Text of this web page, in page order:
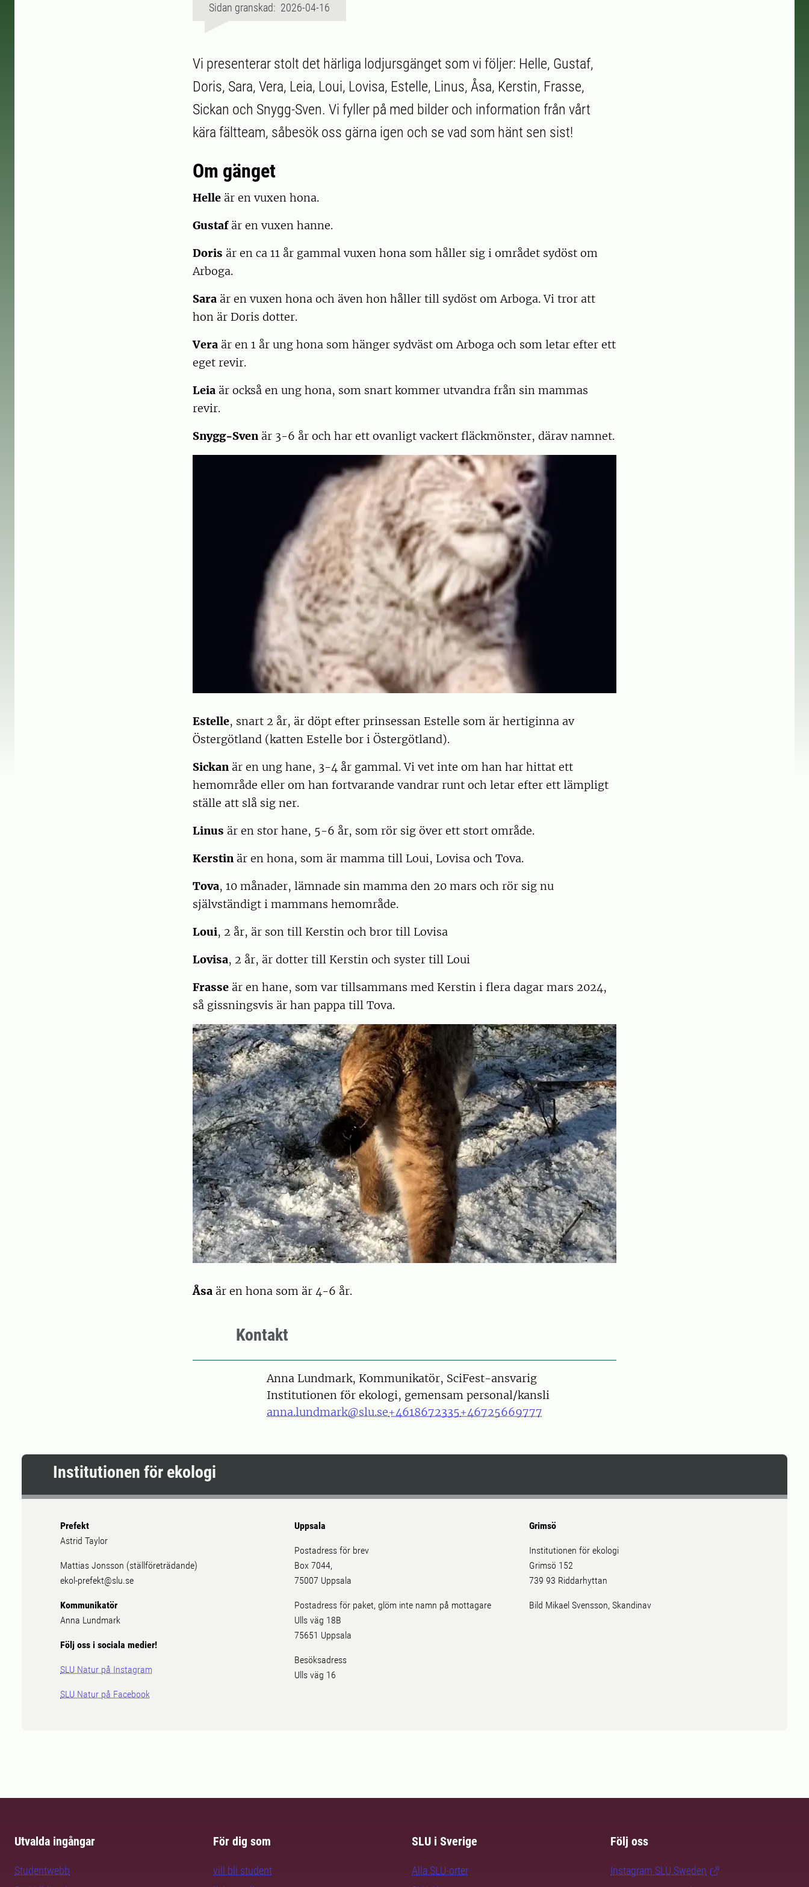
Sidan granskad: 2026-04-16
Vi presenterar stolt det härliga lodjursgänget som vi följer: Helle, Gustaf,
Doris, Sara, Vera, Leia, Loui, Lovisa, Estelle, Linus, Åsa, Kerstin, Frasse,
Sickan och Snygg-Sven. Vi fyller på med bilder och information från vårt
kära fältteam, såbesök oss gärna igen och se vad som hänt sen sist!
Om gänget
Helle är en vuxen hona.
Gustaf är en vuxen hanne.
Doris är en ca 11 år gammal vuxen hona som håller sig i området sydöst om
Arboga.
Sara är en vuxen hona och även hon håller till sydöst om Arboga. Vi tror att
hon är Doris dotter.
Vera är en 1 år ung hona som hänger sydväst om Arboga och som letar efter ett
eget revir.
Leia är också en ung hona, som snart kommer utvandra från sin mammas
revir.
Snygg-Sven är 3-6 år och har ett ovanligt vackert fläckmönster, därav namnet.
Estelle, snart 2 år, är döpt efter prinsessan Estelle som är hertiginna av
Östergötland (katten Estelle bor i Östergötland).
Sickan är en ung hane, 3-4 år gammal. Vi vet inte om han har hittat ett
hemområde eller om han fortvarande vandrar runt och letar efter ett lämpligt
ställe att slå sig ner.
Linus är en stor hane, 5-6 år, som rör sig över ett stort område.
Kerstin är en hona, som är mamma till Loui, Lovisa och Tova.
Tova, 10 månader, lämnade sin mamma den 20 mars och rör sig nu
självständigt i mammans hemområde.
Loui, 2 år, är son till Kerstin och bror till Lovisa
Lovisa, 2 år, är dotter till Kerstin och syster till Loui
Frasse är en hane, som var tillsammans med Kerstin i flera dagar mars 2024,
så gissningsvis är han pappa till Tova.
Åsa är en hona som är 4-6 år.
Kontakt
PersonAnna Lundmark, Kommunikatör, SciFest-ansvarig
Institutionen för ekologi, gemensam personal/kansli
anna.lundmark@slu.se+4618672335+46725669777
Institutionen för ekologi
Prefekt
Astrid Taylor
Mattias Jonsson (ställföreträdande)
ekol-prefekt@slu.se
Kommunikatör
Anna Lundmark
Följ oss i sociala medier!
SLU Natur på Instagram
SLU Natur på Facebook
Uppsala
Postadress för brev
Box 7044,
75007 Uppsala
Postadress för paket, glöm inte namn på mottagare
Ulls väg 18B
75651 Uppsala
Besöksadress
Ulls väg 16
Grimsö
Institutionen för ekologi
Grimsö 152
739 93 Riddarhyttan
Bild Mikael Svensson, Skandinav
Utvalda ingångar
Studentwebb
För dig som
vill bli student
SLU i Sverige
Alla SLU-orter
Följ oss
Instagram SLU.Sweden